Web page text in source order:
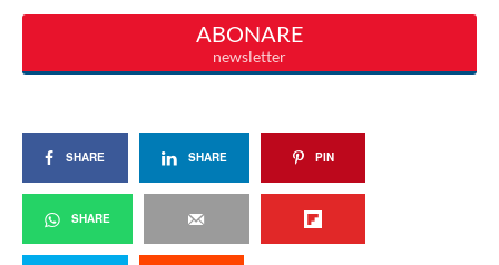
SHARE SHARE PIN
SHARE